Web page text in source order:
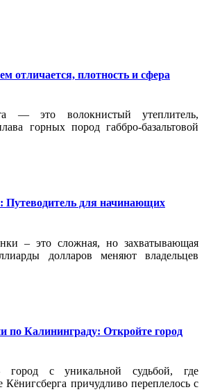
отличается, плотность и сфера
— это волокнистый утеплитель,
горных пород габбро-базальтовой
для начинающих
– это сложная, но захватывающая
долларов меняют владельцев
по Калининграду: Откройте город
город с уникальной судьбой, где
Кёнигсберга причудливо переплелось с